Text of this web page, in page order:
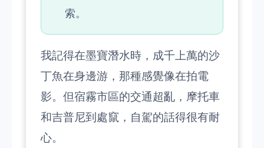
索。
我記得在墨寶潛水時，成千上萬的沙
丁魚在身邊游，那種感覺像在拍電
影。但宿霧市區的交通超亂，摩托車
和吉普尼到處竄，自駕的話得很有耐
心。